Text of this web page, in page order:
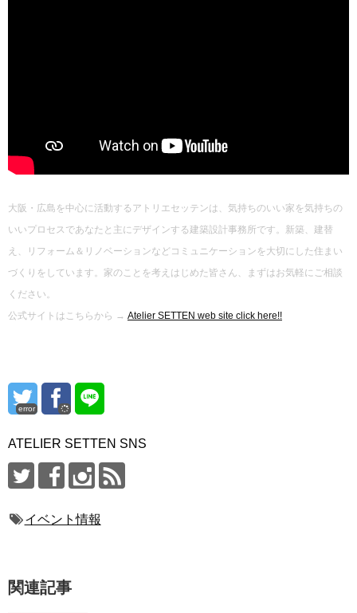
大阪・広島を中心に活動するアトリエセッテンは、気持ちのいい家を気持ちの
いいプロセスであなたと主にデザインする建築設計事務所です。新築、建替
え、リフォーム＆リノベーションなどコミュニケーションを大切にした住まい
づくりをしています。家のことを考えはじめた皆さん、まずはお気軽にご相談
ください。
公式サイトはこちらから → Atelier SETTEN web site click here!!
error
ATELIER SETTEN SNS
イベント情報
関連記事